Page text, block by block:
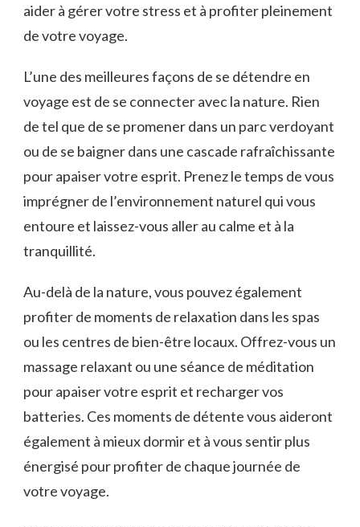
⁣aider‌ à gérer votre stress et à profiter ‌pleinement
de votre ⁣voyage.
L’une des meilleures ‌façons de⁢ se détendre en
⁢voyage⁢ est ‍de⁤ se connecter ​avec⁣ la nature. Rien
de tel⁢ que de‌ se promener dans ⁤un ‌parc verdoyant
‌ou de se baigner dans une ⁣cascade rafraîchissante
pour apaiser votre esprit. Prenez le temps⁢ de vous
imprégner‍ de l’environnement naturel qui ⁤vous
entoure et laissez-vous aller au ⁣calme ⁣et‌ à la‍
tranquillité.
Au-delà de la nature, vous pouvez⁢ également
profiter de moments de relaxation⁢ dans les⁣ spas
ou les centres de bien-être locaux.​ Offrez-vous un
massage relaxant ⁣ou une séance de méditation
pour apaiser votre esprit et recharger vos
batteries.⁢ Ces moments ⁣de détente vous aideront
également à​ mieux⁢ dormir et à ⁢vous sentir plus
énergisé pour ‌profiter ‌de chaque journée de
votre voyage.